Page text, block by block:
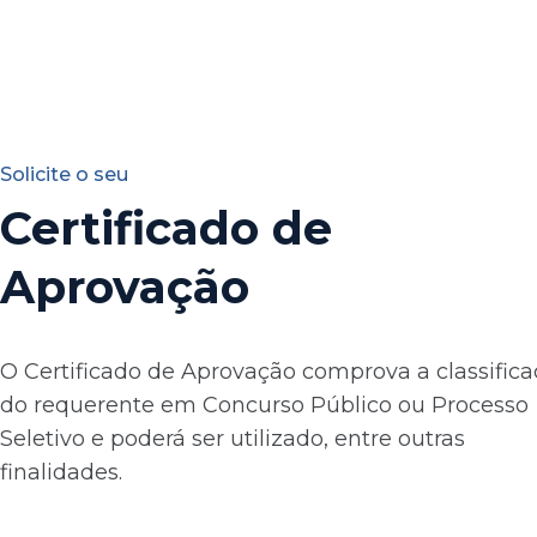
Solicite o seu
Certificado de
Aprovação
O Certificado de Aprovação comprova a
do requerente em Concurso Público ou Processo
Seletivo e poderá ser utilizado, entre outras
finalidades.